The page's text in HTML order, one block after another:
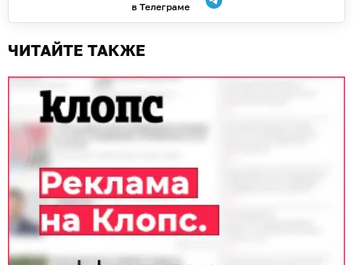
в Телеграме
ЧИТАЙТЕ ТАКЖЕ